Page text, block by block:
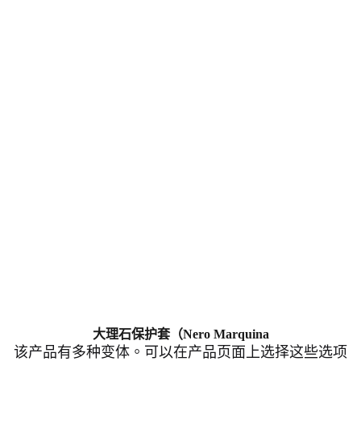
大理石保护套（Nero Marquina
该产品有多种变体。可以在产品页面上选择这些选项